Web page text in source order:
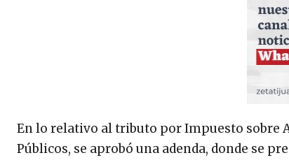
En lo relativo al tributo por Impuesto sobre
Públicos, se aprobó una adenda, donde se